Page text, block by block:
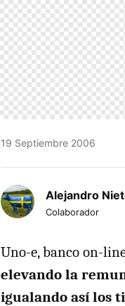
19 Septiembre 2006
Alejandro
Colaborador
Uno-e, banco on-
elevando la
igualando así los